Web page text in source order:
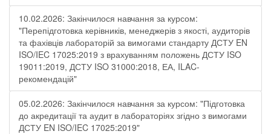
10.02.2026: Закінчилося навчання за курсом:
"Перепідготовка керівників, менеджерів з якості, аудиторів
та фахівців лабораторій за вимогами стандарту ДСТУ EN
ISO/IEC 17025:2019 з врахуванням положень ДСТУ ISO
19011:2019, ДСТУ ISO 31000:2018, ЕА, ILAC-
рекомендацій"
05.02.2026: Закінчилося навчання за курсом: "Підготовка
до акредитації та аудит в лабораторіях згідно з вимогами
ДСТУ EN ISO/IEC 17025:2019"